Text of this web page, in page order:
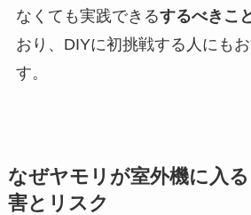
なくても実践できるするべきこ
おり、DIYに初挑戦する人にも
す。
なぜヤモリが室外機に入
害とリスク